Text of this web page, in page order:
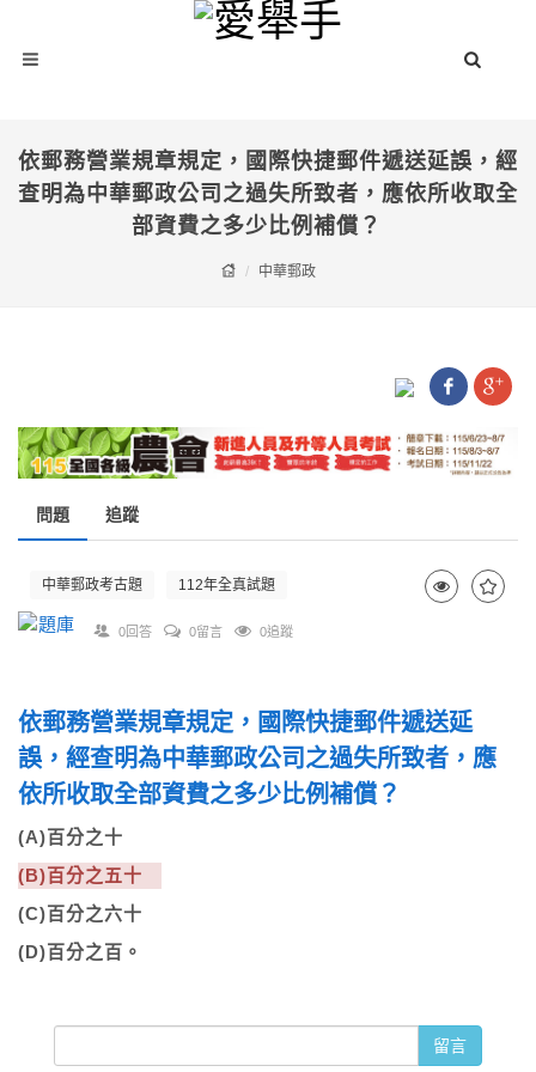
依郵務營業規章規定，國際快捷郵件遞送延誤，經
查明為中華郵政公司之過失所致者，應依所收取全
部資費之多少比例補償？
中華郵政
問題 追蹤
中華郵政考古題 112年全真試題
0回答 0留言 0追蹤
依郵務營業規章規定，國際快捷郵件遞送延
誤，經查明為中華郵政公司之過失所致者，應
依所收取全部資費之多少比例補償？
(A)百分之十
(B)百分之五十
(C)百分之六十
(D)百分之百。
留言